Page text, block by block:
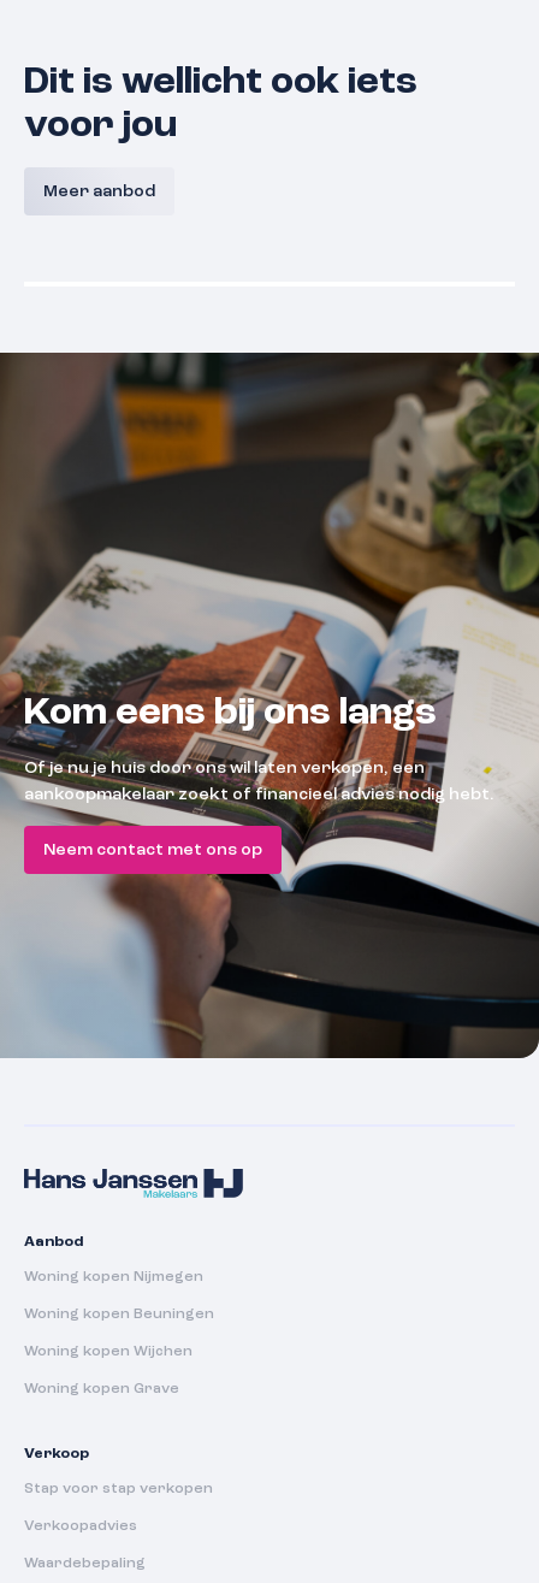
Dit is wellicht ook iets
voor jou
Meer aanbod
Kom eens bij ons langs
Of je nu je huis door ons wil laten verkopen, een
aankoopmakelaar zoekt of financieel advies nodig hebt.
Neem contact met ons op
Aanbod
Woning kopen Nijmegen
Woning kopen Beuningen
Woning kopen Wijchen
Woning kopen Grave
Verkoop
Stap voor stap verkopen
Verkoopadvies
Waardebepaling